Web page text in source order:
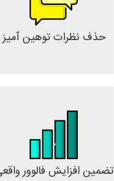
حذف نظرات توهین آمیز
تضمین افزایش فالوور